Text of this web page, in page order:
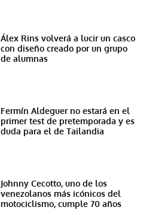
Álex Rins volverá a lucir un casco
con diseño creado por un grupo
de alumnas
Fermín Aldeguer no estará en el
primer test de pretemporada y es
duda para el de Tailandia
Johnny Cecotto, uno de los
venezolanos más icónicos del
motociclismo, cumple 70 años